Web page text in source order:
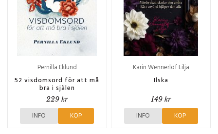
Pernilla Eklund
52 visdomsord för att må
bra i själen
229 kr
INFO KÖP
Karin Wennerlöf Lilja
Ilska
149 kr
INFO KÖP